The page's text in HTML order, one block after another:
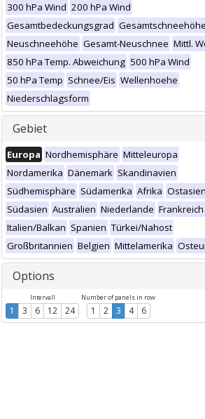
300 hPa Wind 200 hPa Wind
Gesamtbedeckungsgrad Gesamtschneehöhe
Neuschneehöhe Gesamt-Neuschnee Mittl.
850 hPa Temp. Abweichung 500 hPa Wind
50 hPa Temp Schnee/Eis Wellenhoehe
Niederschlagsform
Gebiet
Europa Nordhemisphäre Mitteleuropa
Nordamerika Dänemark Skandinavien
Südhemisphäre Südamerika Afrika Ostasien
Südasien Australien Niederlande Frankreich
Italien/Balkan Spanien Türkei/Nahost
Großbritannien Belgien Mittelamerika
Options
Intervall
1 3 6 12 24
Number of panels in row
1 2 3 4 6